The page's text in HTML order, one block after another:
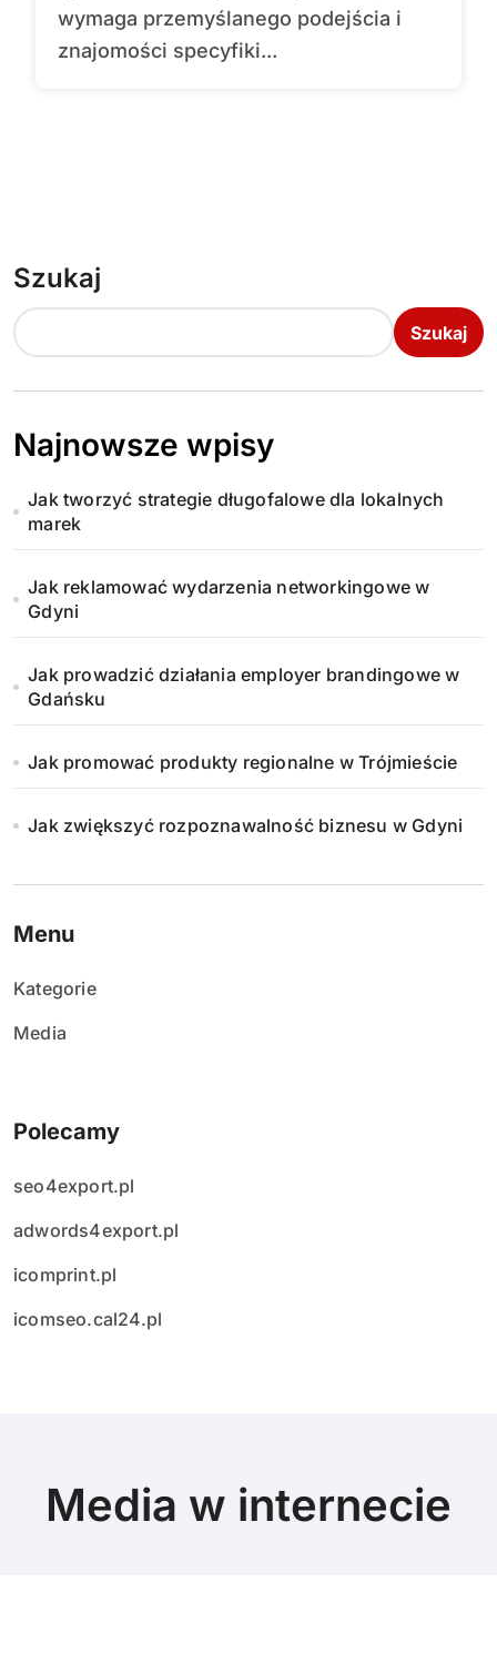
wymaga przemyślanego podejścia i
znajomości specyfiki...
Szukaj
Szukaj
Najnowsze wpisy
Jak tworzyć strategie długofalowe dla lokalnych
marek
Jak reklamować wydarzenia networkingowe w
Gdyni
Jak prowadzić działania employer brandingowe w
Gdańsku
Jak promować produkty regionalne w Trójmieście
Jak zwiększyć rozpoznawalność biznesu w Gdyni
Menu
Kategorie
Media
Polecamy
seo4export.pl
adwords4export.pl
icomprint.pl
icomseo.cal24.pl
Media w internecie